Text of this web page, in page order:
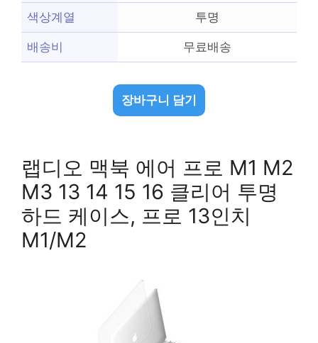
색상계열 투명
배송비 무료배송
장바구니 담기
랩디오 맥북 에어 프로 M1 M2
M3 13 14 15 16 클리어 투명
하드 케이스, 프로 13인치
M1/M2